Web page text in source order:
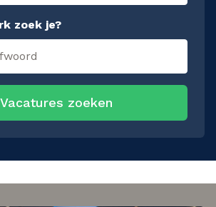
zoek je?
Vacatures zoeken